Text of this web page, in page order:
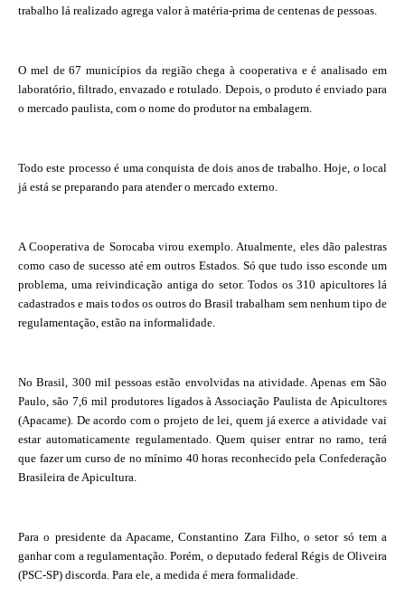
trabalho lá realizado agrega valor à matéria-prima de centenas de pessoas.
O mel de 67 municípios da região chega à cooperativa e é analisado em
laboratório, filtrado, envazado e rotulado. Depois, o produto é enviado para
o mercado paulista, com o nome do produtor na embalagem.
Todo este processo é uma conquista de dois anos de trabalho. Hoje, o local
já está se preparando para atender o mercado externo.
A Cooperativa de Sorocaba virou exemplo. Atualmente, eles dão palestras
como caso de sucesso até em outros Estados. Só que tudo isso esconde um
problema, uma reivindicação antiga do setor. Todos os 310 apicultores lá
cadastrados e mais todos os outros do Brasil trabalham sem nenhum tipo de
regulamentação, estão na informalidade.
No Brasil, 300 mil pessoas estão envolvidas na atividade. Apenas em São
Paulo, são 7,6 mil produtores ligados à Associação Paulista de Apicultores
(Apacame). De acordo com o projeto de lei, quem já exerce a atividade vai
estar automaticamente regulamentado. Quem quiser entrar no ramo, terá
que fazer um curso de no mínimo 40 horas reconhecido pela Confederação
Brasileira de Apicultura.
Para o presidente da Apacame, Constantino Zara Filho, o setor só tem a
ganhar com a regulamentação. Porém, o deputado federal Régis de Oliveira
(PSC-SP) discorda. Para ele, a medida é mera formalidade.